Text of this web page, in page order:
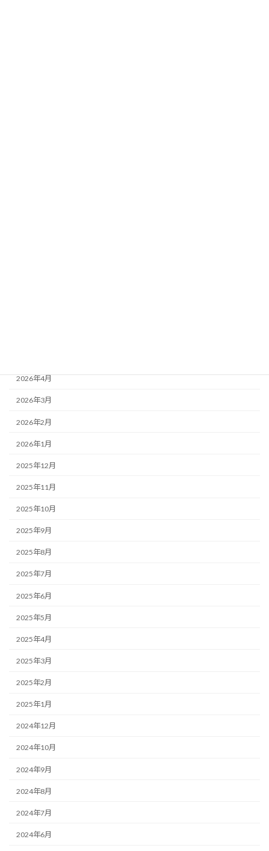
2026年4月
2026年3月
2026年2月
2026年1月
2025年12月
2025年11月
2025年10月
2025年9月
2025年8月
2025年7月
2025年6月
2025年5月
2025年4月
2025年3月
2025年2月
2025年1月
2024年12月
2024年10月
2024年9月
2024年8月
2024年7月
2024年6月